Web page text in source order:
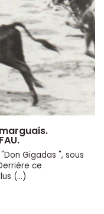
Gigadas ", sous
ce
(…)